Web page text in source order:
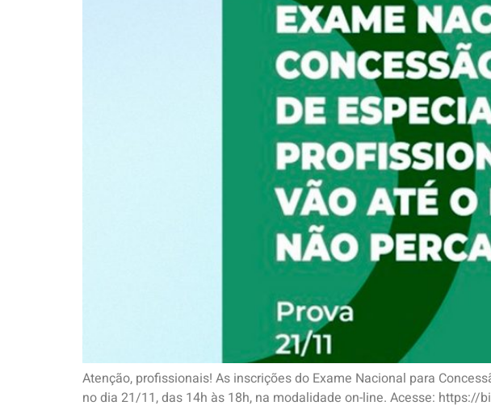
Atenção, profissionais! As inscrições do Exame Nacional para
no dia 21/11, das 14h às 18h, na modalidade on-line. Acesse: https://